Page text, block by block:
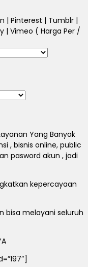
| Pinterest | Tumblr |
| Vimeo ( Harga Per /
Yang Banyak
, bisnis online, public
pasword akun , jadi
kepercayaan
bisa melayani seluruh